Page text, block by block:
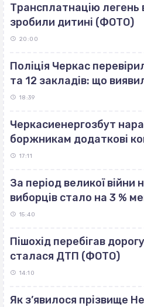
Трансплатнацію легень
зробили дитині (ФОТО)
20:00
Поліція Черкас
та 12 закладів: що
18:39
Черкасиенергозбут
боржникам додаткові
17:11
За період великої війни
виборців стало на 3 %
15:40
Пішохід перебігав
сталася ДТП (ФОТО)
14:10
Як з’явилося прізвище